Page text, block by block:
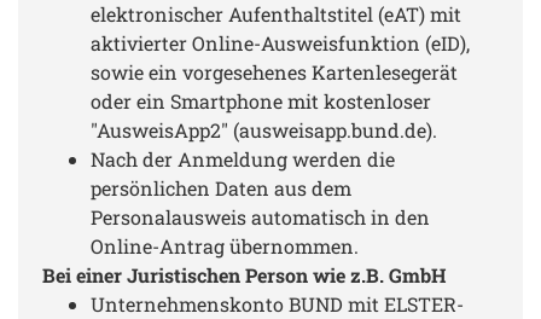
elektronischer Aufenthaltstitel (eAT) mit
aktivierter Online-Ausweisfunktion (eID),
sowie ein vorgesehenes Kartenlesegerät
oder ein Smartphone mit kostenloser
"AusweisApp2" (ausweisapp.bund.de).
Nach der Anmeldung werden die
persönlichen Daten aus dem
Personalausweis automatisch in den
Online-Antrag übernommen.
Bei einer Juristischen Person wie z.B. GmbH
Unternehmenskonto BUND mit ELSTER-